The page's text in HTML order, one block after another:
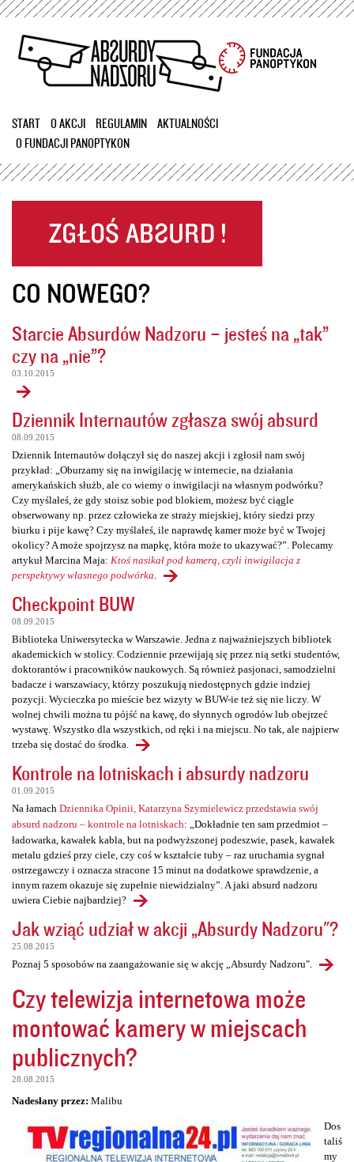
Przejdź
treści
START O AKCJI REGULAMIN
AKTUALNOŚCI
O FUNDACJI PANOPTYKON
CO NOWEGO?
Starcie Absurdów Nadzoru – jesteś na „tak”
czy na „nie”?
03.10.2015
Dziennik Internautów zgłasza swój absurd
08.09.2015
Dziennik Internautów dołączył się do naszej akcji i zgłosił nam swój
przykład: „Oburzamy się na inwigilację w internecie, na działania
amerykańskich służb, ale co wiemy o inwigilacji na własnym podwórku?
Czy myślałeś, że gdy stoisz sobie pod blokiem, możesz być ciągle
obserwowany np. przez człowieka ze straży miejskiej, który siedzi przy
biurku i pije kawę? Czy myślałeś, ile naprawdę kamer może być w Twojej
okolicy? A może spojrzysz na mapkę, która może to ukazywać?”. Polecamy
artykuł Marcina Maja: Ktoś nasikał pod kamerą, czyli inwigilacja z
perspektywy własnego podwórka
Checkpoint BUW
08.09.2015
Biblioteka Uniwersytecka w Warszawie. Jedna z najważniejszych bibliotek
akademickich w stolicy. Codziennie przewijają się przez nią setki studentów,
doktorantów i pracowników naukowych. Są również pasjonaci, samodzielni
badacze i warszawiacy, którzy poszukują niedostępnych gdzie indziej
pozycji. Wycieczka po mieście bez wizyty w BUW-ie też się nie liczy. W
wolnej chwili można tu pójść na kawę, do słynnych ogrodów lub obejrzeć
wystawę. Wszystko dla wszystkich, od ręki i na miejscu. No tak, ale najpierw
trzeba się dostać do środka.
Kontrole na lotniskach i absurdy nadzoru
01.09.2015
Na łamach Dziennika Opinii, Katarzyna Szymielewicz przedstawia swój
absurd nadzoru – kontrole na lotniskach: „Dokładnie ten sam przedmiot –
ładowarka, kawałek kabla, but na podwyższonej podeszwie, pasek, kawałek
metalu gdzieś przy ciele, czy coś w kształcie tuby – raz uruchamia sygnał
ostrzegawczy i oznacza stracone 15 minut na dodatkowe sprawdzenie, a
innym razem okazuje się zupełnie niewidzialny”. A jaki absurd nadzoru
uwiera Ciebie najbardziej?
Jak wziąć udział w akcji „Absurdy Nadzoru"?
25.08.2015
Poznaj 5 sposobów na zaangażowanie się w akcję „Absurdy Nadzoru".
Czy telewizja internetowa może
montować kamery w miejscach
publicznych?
28.08.2015
Nadesłany przez: Malibu
Dos
taliś
my